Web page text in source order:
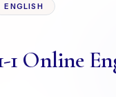
ENGLISH
1 Online